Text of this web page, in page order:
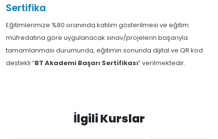
Sertifika
Eğitimlerimize %80 oranında katılım gösterilmesi ve eğitim
müfredatına göre uygulanacak sınav/projelerin başarıyla
tamamlanması durumunda, eğitimin sonunda dijital ve QR kod
destekli “BT Akademi Başarı Sertifikası” verilmektedir.
İlgili Kurslar